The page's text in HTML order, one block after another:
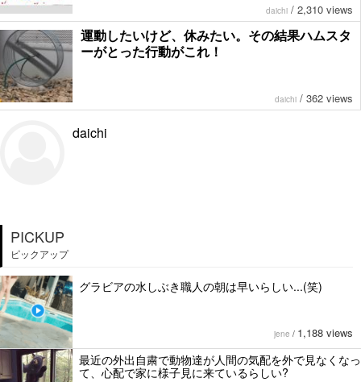
daichi / 2,310 views
運動したいけど、休みたい。その結果ハムスタ
ーがとった行動がこれ！
daichi / 362 views
daichi
PICKUP
ピックアップ
グラビアの水しぶき職人の朝は早いらしい...(笑)
jene / 1,188 views
最近の外出自粛で動物達が人間の気配を外で見なくなっ
て、心配で家に様子見に来ているらしい?